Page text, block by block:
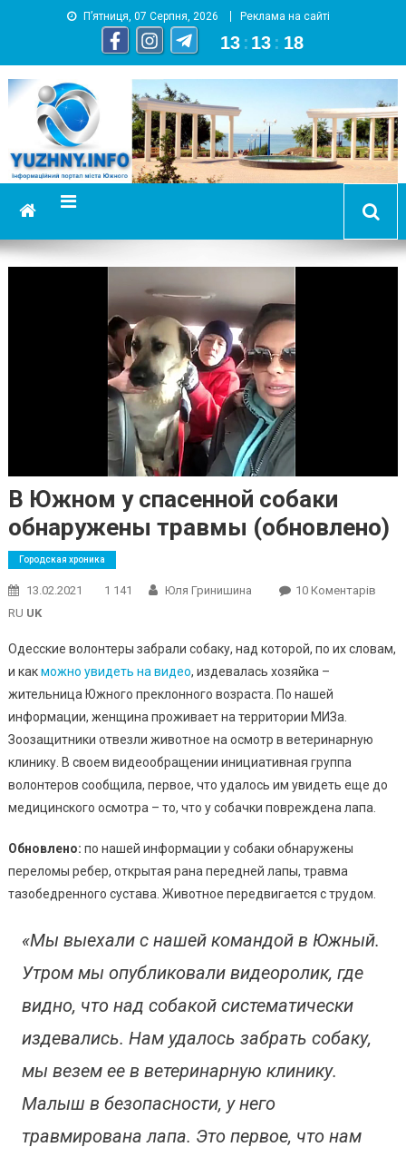
П’ятниця, 07 Серпня, 2026 Реклама на сайті
13 : 13 : 19
YUZHNY.INFO
информационный портал города Южный
В Южном у спасенной собаки
обнаружены травмы (обновлено)
Городская хроника
13.02.2021 1 141 Юля Гринишина 10 КоментарівДо
У
RU UK
Одесские волонтеры забрали собаку, над которой, по их словам,
и какможно увидеть на видео, издевалась хозяйка –
жительница Южного преклонного возраста. По нашей
информации, женщина проживает на территории МИЗа.
Зоозащитники отвезли животное на осмотр в ветеринарную
клинику. В своем видеообращении инициативная группа
волонтеров сообщила, первое, что удалось им увидеть еще до
медицинского осмотра – то, что у собачки повреждена лапа.
Обновлено: по нашей информации у собаки обнаружены
переломы ребер, открытая рана передней лапы, травма
тазобедренного сустава. Животное передвигается с трудом.
«Мы выехали с нашей командой в Южный.
Утром мы опубликовали видеоролик, где
видно, что над собакой систематически
издевались. Нам удалось забрать собаку,
мы везем ее в ветеринарную клинику.
Малыш в безопасности, у него
травмирована лапа. Это первое, что нам